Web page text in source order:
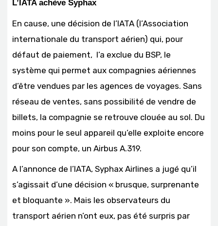
L’IATA achève Syphax
En cause, une décision de l’IATA (l’Association
internationale du transport aérien) qui, pour
défaut de paiement, l’a exclue du BSP, le
système qui permet aux compagnies aériennes
d’être vendues par les agences de voyages. Sans
réseau de ventes, sans possibilité de vendre de
billets, la compagnie se retrouve clouée au sol. Du
moins pour le seul appareil qu’elle exploite encore
pour son compte, un Airbus A.319.
A l’annonce de l’IATA, Syphax Airlines a jugé qu’il
s’agissait d’une décision « brusque, surprenante
et bloquante ». Mais les observateurs du
transport aérien n’ont eux, pas été surpris par